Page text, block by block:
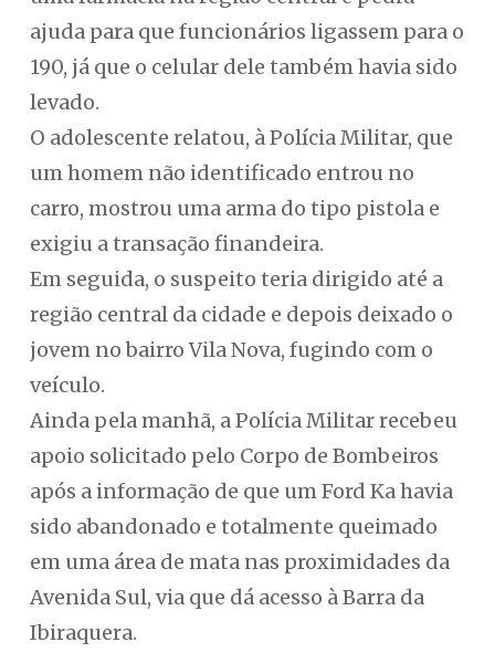
ajuda para que funcionários ligassem para o
190, já que o celular dele também havia sido
levado.
O adolescente relatou, à Polícia Militar, que
um homem não identificado entrou no
carro, mostrou uma arma do tipo pistola e
exigiu a transação finandeira.
Em seguida, o suspeito teria dirigido até a
região central da cidade e depois deixado o
jovem no bairro Vila Nova, fugindo com o
veículo.
Ainda pela manhã, a Polícia Militar recebeu
apoio solicitado pelo Corpo de Bombeiros
após a informação de que um Ford Ka havia
sido abandonado e totalmente queimado
em uma área de mata nas proximidades da
Avenida Sul, via que dá acesso à Barra da
Ibiraquera.